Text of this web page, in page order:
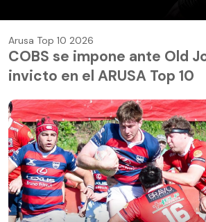
Arusa Top 10 2026
COBS se impone ante Old
invicto en el ARUSA Top 10